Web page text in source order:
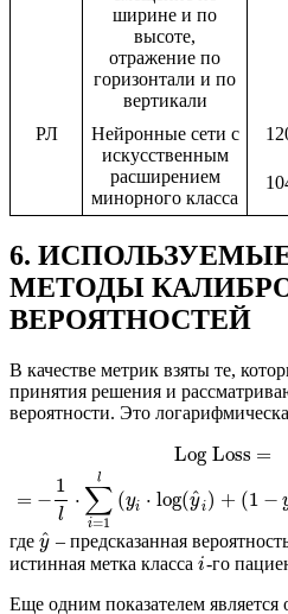
ширине и по
высоте,
отражение по
горизонтали и по
вертикали
РЛ
Нейронные сети с
искусственным
расширением
минорного класса
6.
МЕТОДЫ
ВЕРОЯТНОСТЕЙ
В качестве метрик взяты те,
принятия решения и
вероятности. Это
Log Loss =
= −
1
l
⋅ ∑
i=1
l
(yi ⋅ log(y
^i) + (1 −
где y
^ – предсказанная
истинная метка класса i-го
Еще одним показателем является